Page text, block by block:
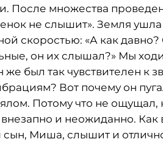
После множества
не слышит». Земля
скоростью: «А как
он их слышал?» Мы
же был так чувствителен к
Вот почему он
Потому что не ощущал,
и неожиданно. Как
Миша, слышит и